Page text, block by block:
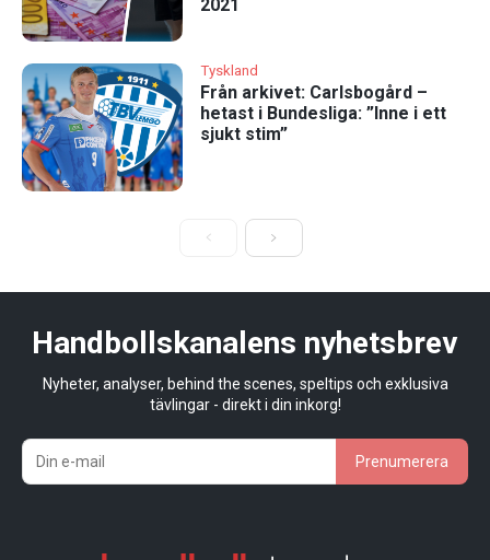
2021
Tyskland
Från arkivet: Carlsbogård –
hetast i Bundesliga: ”Inne i ett
sjukt stim”
Handbollskanalens nyhetsbrev
Nyheter, analyser, behind the scenes, speltips och exklusiva
tävlingar - direkt i din inkorg!
Prenumerera